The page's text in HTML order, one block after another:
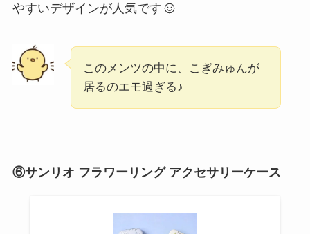
やすいデザインが人気です
このメンツの中に、こぎみゅんが
居るのエモ過ぎる♪
⑥サンリオ フラワーリング アクセサリーケース